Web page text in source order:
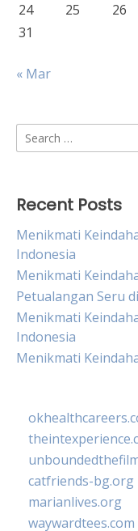
24
25 26
31
« Mar
Search
for:
Recent Posts
Menikmati
Indonesia
Menikmati
Petualangan Seru
Menikmati
Indonesia
Menikmati
catfriends-bg.org
marianlives.org
waywardtees.com